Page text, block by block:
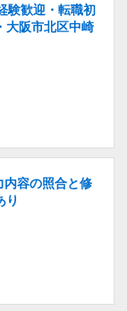
験歓迎・転職初
大阪市北区中崎
容の照合と修
り